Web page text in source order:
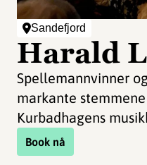
Sandefjord
Harald
Spellemannvinner
markante
Kurbadhagens
Book nå